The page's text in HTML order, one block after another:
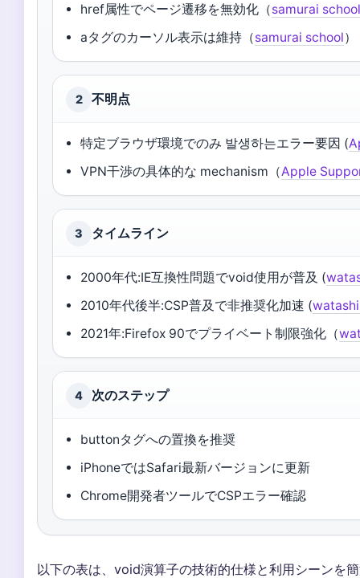
href属性でページ遷移を無効化（samurai
aタグのカーソル表示は維持（samurai school）
2 不明点
特定ブラウザ環境でのみ 발생하는エラー要因 (
VPN干渉の具体的な mechanism（Apple
3 タイムライン
2000年代:IE互換性問題でvoid使用が普及 (
2010年代後半:CSP普及で非推奨化加速 (
2021年:Firefox 90でプライベート制限強化（
4 次のステップ
buttonタグへの置換を推奨
iPhoneではSafari最新バージョンに更新
Chrome開発者ツールでCSPエラー確認
以下の表は、void演算子の技術的仕様と利用シーンを